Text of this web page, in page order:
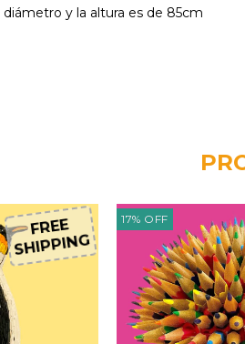
y la altura es de 85cm
FREE
SHIPPING
17% OFF